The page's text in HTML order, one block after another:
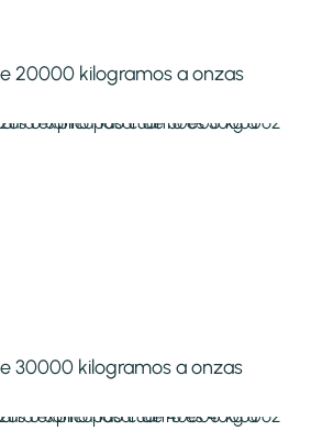
20000 kilogramos a onzas
30000 kilogramos a onzas